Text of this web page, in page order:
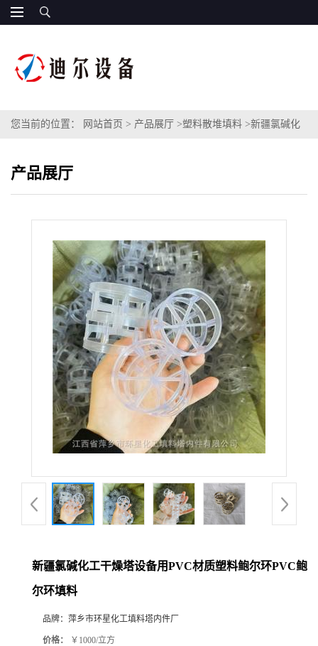
您当前的位置： 网站首页 > 产品展厅 >塑料散堆填料 >新疆氯碱化
产品展厅
新疆氯碱化工干燥塔设备用PVC材质塑料鲍尔环PVC鲍
尔环填料
品牌： 萍乡市环星化工填料塔内件厂
价格： ￥1000/立方